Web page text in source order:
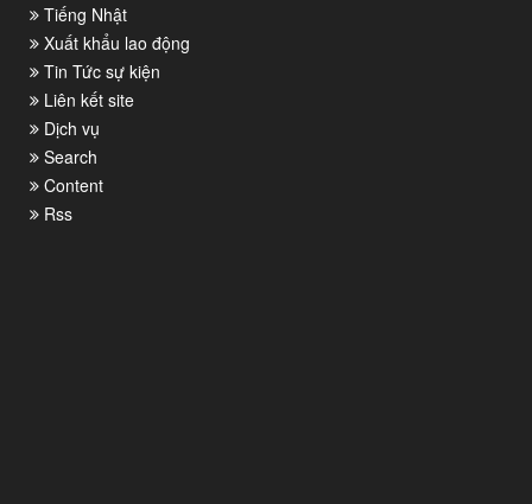
Tiếng Nhật
Xuất khẩu lao động
Tin Tức sự kiện
Liên kết site
Dịch vụ
Search
Content
Rss